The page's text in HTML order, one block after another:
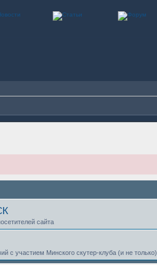
сайта
с участием Минского скутер-клуба (и не только)